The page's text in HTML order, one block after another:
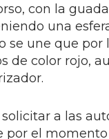
con la
una
se une que por
de color rojo,
a las
por el momento